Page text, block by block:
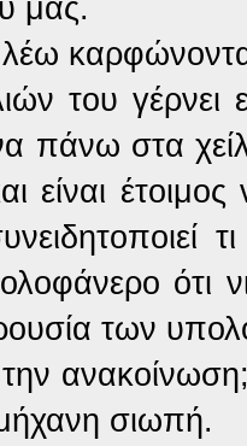
μας.
του
πάνω στα
είναι
ολοφάνερο
των
σιωπή.